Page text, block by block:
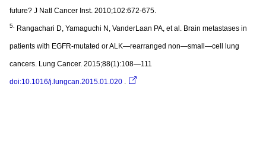
future? J Natl Cancer Inst. 2010;102:672-675.
5. Rangachari D, Yamaguchi N, VanderLaan PA, et al. Brain metastases in
patients with EGFR-mutated or ALK—rearranged non—small—cell lung
cancers. Lung Cancer. 2015;88(1):108—111
doi:10.1016/j.lungcan.2015.01.020